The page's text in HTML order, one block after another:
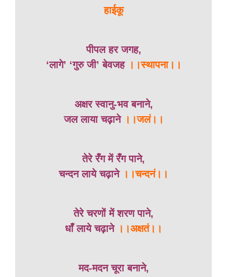
हाईकू
पीपल हर जगह,
‘लागे’ ‘गुरु जी’ बेवजह ।।स्थापना।।
अक्षरस्वानु-भवबनाने,
जल लाया चढ़ाने ।।जलं।।
तेरे रँग में रँग पाने,
चन्दन लाये चढ़ाने ।।चन्दनं।।
तेरे चरणों में शरण पाने,
धाँ लाये चढ़ाने।।अक्षतं।।
मद-मदन चूरा बनाने,